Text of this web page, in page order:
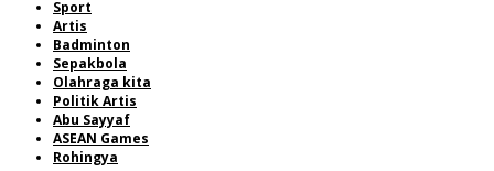
Sport
Artis
Badminton
Sepakbola
Olahraga kita
Politik Artis
Abu Sayyaf
ASEAN Games
Rohingya